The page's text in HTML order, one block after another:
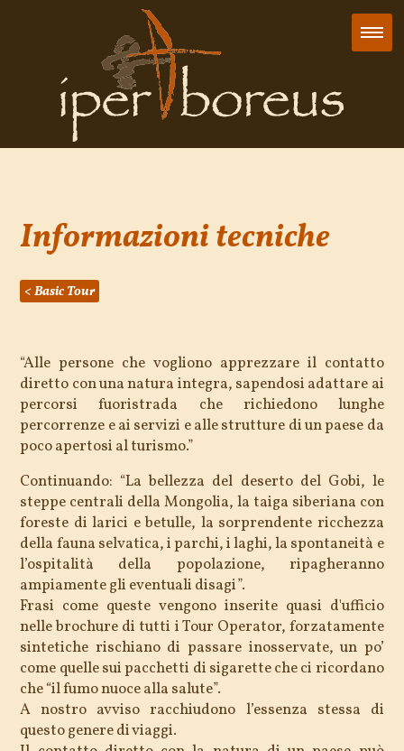
Informazioni tecniche
< Basic Tour
“Alle persone che vogliono apprezzare il contatto
diretto con una natura integra, sapendosi adattare ai
percorsi fuoristrada che richiedono lunghe
percorrenze e ai servizi e alle strutture di un paese da
poco apertosi al turismo.”
Continuando: “La bellezza del deserto del Gobi, le
steppe centrali della Mongolia, la taiga siberiana con
foreste di larici e betulle, la sorprendente ricchezza
della fauna selvatica, i parchi, i laghi, la spontaneità e
l’ospitalità della popolazione, ripagheranno
ampiamente gli eventuali disagi”.
Frasi come queste vengono inserite quasi d'ufficio
nelle brochure di tutti i Tour Operator, forzatamente
sintetiche rischiano di passare inosservate, un po’
come quelle sui pacchetti di sigarette che ci ricordano
che “il fumo nuoce alla salute”.
A nostro avviso racchiudono l’essenza stessa di
questo genere di viaggi.